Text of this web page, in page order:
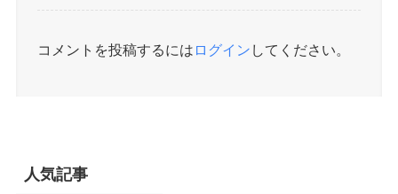
コメントを投稿するには ログイン してください。
人気記事